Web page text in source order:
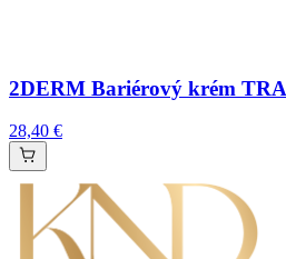
2DERM Bariérový krém
28,40 €